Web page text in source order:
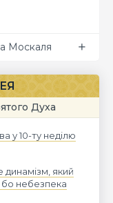
Москаля
Духа
у 10-ту неділю
динамізм, який
бо небезпека